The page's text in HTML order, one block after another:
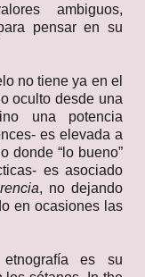
ambiguos,
pensar en su
no tiene ya en el
oculto desde una
una potencia
es elevada a
donde “lo bueno”
es asociado
, no dejando
en ocasiones las
es su